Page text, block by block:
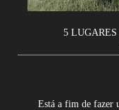
5
Está a fim de fazer